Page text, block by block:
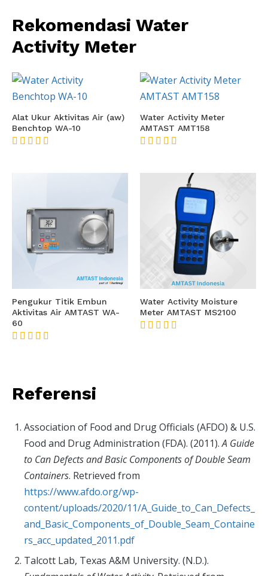
Rekomendasi Water
Activity Meter
Alat Ukur Aktivitas Air (aw)
Benchtop WA-10
Water Activity Meter
AMTAST AMT158
Pengukur Titik Embun
Aktivitas Air AMTAST WA-
60
Water Activity Moisture
Meter AMTAST MS2100
Referensi
Association of Food and Drug Officials (AFDO) & U.S.
Food and Drug Administration (FDA). (2011).A Guide
to Can Defects and Basic Components of Double Seam
Containers. Retrieved from
https://www.afdo.org/wp-
content/uploads/2020/11/A_Guide_to_Can_Defects_
and_Basic_Components_of_Double_Seam_Containe
rs_acc_updated_2011.pdf
Talcott Lab, Texas A&M University. (N.D.).